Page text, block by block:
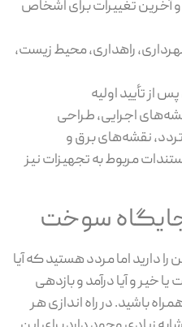
تغییرات برای اشخاص
راهداری، محیط زیست،
تأیید اولیه
اجرایی، طراحی
نقشه‌های برق و
مربوط به تجهیزات نیز
سوخت
اما مردد هستید که آیا
و آیا درآمد و بازدهی
باشید. در راه اندازی هر